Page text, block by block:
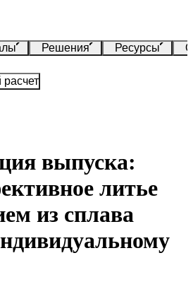
Решения Ресурсы
выпуска:
литье
из сплава